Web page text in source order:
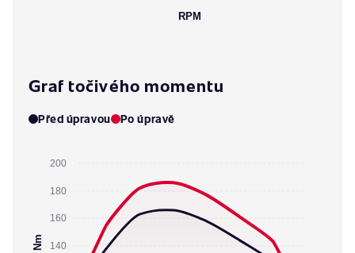
RPM
Graf točivého momentu
Před úpravou Po úpravě
200
180
160
140
Nm